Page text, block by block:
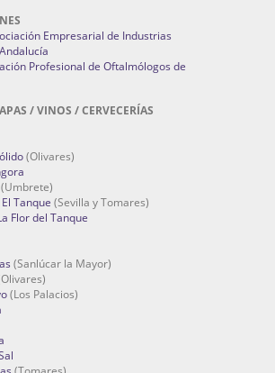
Empresarial de Industrias
Profesional de Oftalmólogos de
/ VINOS / CERVECERÍAS
(Olivares)
(Umbrete)
Tanque (Sevilla y Tomares)
Flor del Tanque
(Sanlúcar la Mayor)
(Los Palacios)